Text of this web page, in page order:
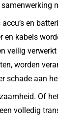
en
kabels
veilig
worden
schade aan
Of
volledig